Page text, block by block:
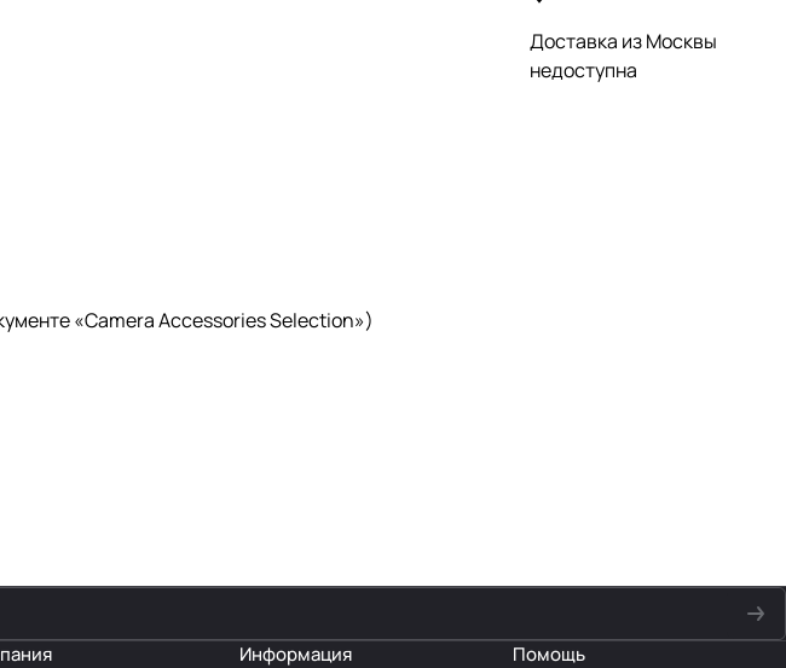
Доставка из Москвы
недоступна
«Camera Accessories Selection»)
Информация Помощь